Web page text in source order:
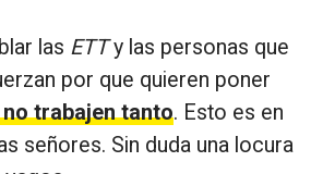
las ETTy las personas que
por que quieren poner
trabajen tanto. Esto es en
señores. Sin duda una locura